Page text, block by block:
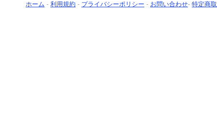
ホーム - 利用規約 - プライバシーポリシー - お問い合わせ- 特定商